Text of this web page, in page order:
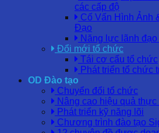
các cấp độ
Cố Vấn Hình Ảnh
Đạo
Năng lực lãnh
Đổi mới tổ chức
Tái cơ cấu tổ chức
Phát triển tổ chức
OD Đào tạo
Chuyển đổi tổ chức
Nâng cao hiệu quả thực
Phát triển kỹ năng lõi
Chương trình đào tạo